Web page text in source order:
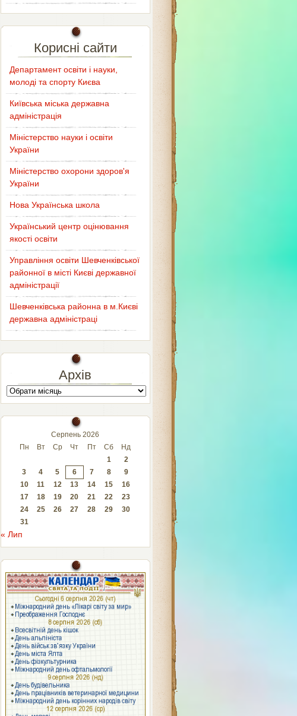
Корисні сайти
Департамент освіти і науки,
молоді та спорту Києва
Київська міська державна
адміністрація
Міністерство науки і освіти
України
Міністерство охорони здоров'я
України
Нова Українська школа
Український центр оцінювання
якості освіти
Управління освіти Шевченківської
районної в місті Києві державної
адміністрації
Шевченківська районна в м.Києві
державна адміністраці
Архів
Серпень 2026
Пн
Вт Ср Чт Пт Сб
Нд
1
2
3
4 5 6 7 8
9
10
11 12 13 14 15
16
17
18 19 20 21 22
23
24
25 26 27 28 29
30
31
« Лип